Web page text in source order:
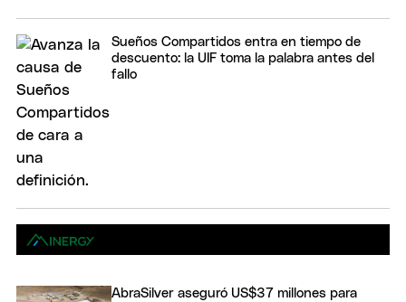
Sueños Compartidos entra en tiempo de
descuento: la UIF toma la palabra antes del
fallo
AbraSilver aseguró US$37 millones para